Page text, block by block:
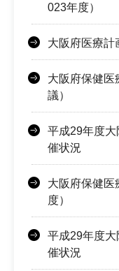
023年度）
大阪府医療計
大阪府保健医
議）
平成29年度
催状況
大阪府保健医
度）
平成29年度
催状況